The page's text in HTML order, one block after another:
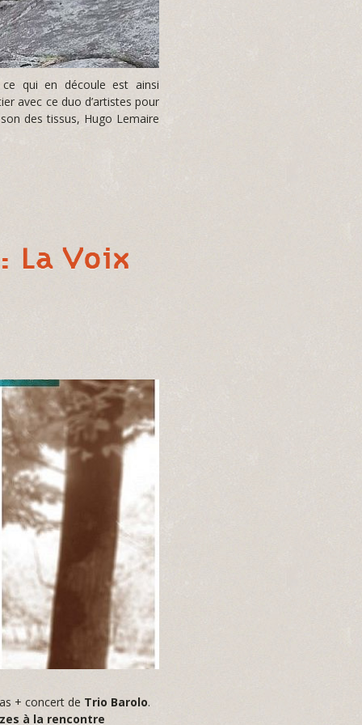
qui en découle est ainsi
avec ce duo d’artistes pour
des tissus, Hugo Lemaire
La Voix
+ concert de Trio Barolo.
à la rencontre